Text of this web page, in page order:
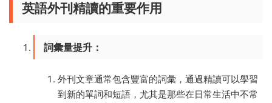
英語外刊精讀的重要作用
詞彙量提升 ：
外刊文章通常包含豐富的詞彙，通過精讀可以學習
到新的單詞和短語，尤其是那些在日常生活中不常